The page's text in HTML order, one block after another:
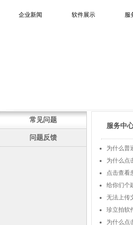
企业新闻 软件展示 服
常见问题
问题反馈
服务中
为什么普
为什么点
点击查看
给你们个
无法上传
珍立拍软
为什么点